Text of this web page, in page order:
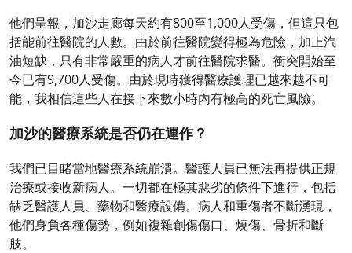
他們呈報，加沙走廊每天約有800至1,000人受傷，但這只包
括能前往醫院的人數。由於前往醫院變得極為危險，加上汽
油短缺，只有非常嚴重的病人才前往醫院求醫。衝突開始至
今已有9,700人受傷。由於現時獲得醫療護理已越來越不可
能，我相信這些人在接下來數小時內有極高的死亡風險。
加沙的醫療系統是否仍在運作？
我們已目睹當地醫療系統崩潰。醫護人員已無法再提供正規
治療或接收新病人。一切都在極其惡劣的條件下進行，包括
缺乏醫護人員、藥物和醫療設備。病人和重傷者不斷湧現，
他們身負各種傷勢，例如複雜創傷傷口、燒傷、骨折和斷
肢。